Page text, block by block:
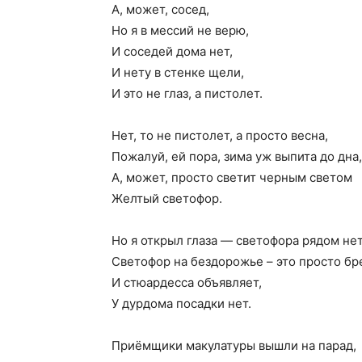
А, может, сосед,
Но я в мессий не верю,
И соседей дома нет,
И нету в стенке щели,
И это не глаз, а пистолет.
Нет, то не пистолет, а просто весна,
Пожалуй, ей пора, зима уж выпита до дна,
А, может, просто светит черным светом
Желтый светофор.
Но я открыл глаза — светофора рядом
Светофор на бездорожье – это просто
И стюардесса объявляет,
У дурдома посадки нет.
Приёмщики макулатуры вышли на парад,